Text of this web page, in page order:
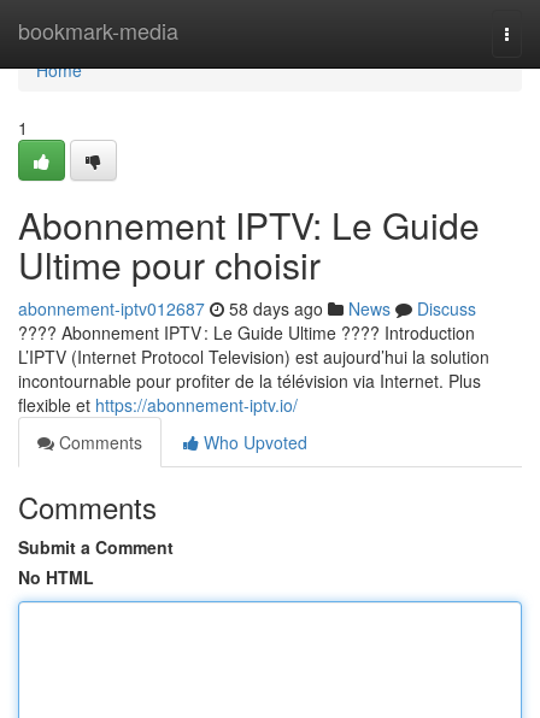
bookmark-media
Home
Home
1
Abonnement IPTV: Le Guide
Ultime pour choisir
abonnement-iptv012687 58 days ago News
Discuss
???? Abonnement IPTV : Le Guide Ultime ???? Introduction
L’IPTV (Internet Protocol Television) est aujourd’hui la solution
incontournable pour profiter de la télévision via Internet. Plus
flexible et https://abonnement-iptv.io/
Comments
Who Upvoted
Comments
Submit a Comment
No HTML